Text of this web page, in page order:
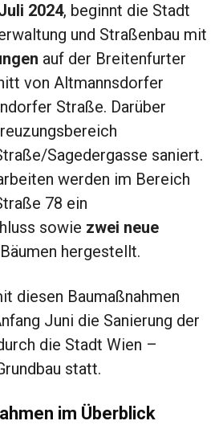
2024, beginnt die Stadt
und Straßenbau mit
auf der Breitenfurter
von Altmannsdorfer
Straße. Darüber
Sagedergasse saniert.
werden im Bereich
78 ein
sowie zwei neue
hergestellt.
diesen Baumaßnahmen
Juni die Sanierung der
die Stadt Wien –
statt.
im Überblick